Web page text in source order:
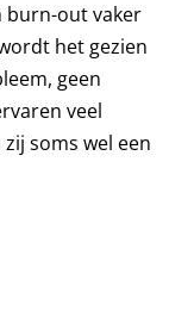
burn-out vaker
het gezien
geen
veel
soms wel een